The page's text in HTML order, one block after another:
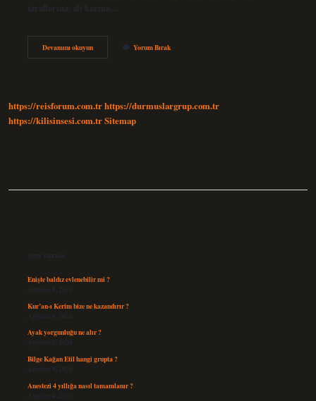
taraflarına, alt karına…
Devamını okuyunBöbrek
Ağrısı
Yorum Bırak
https://reisforum.com.trhttps://durmuslargrup.com.tr
https://kilisinsesi.com.trSitemap
Son Yazılar
Enişte baldız evlenebilir mi ?
Ağustos 6, 2026
Kur’an-ı Kerim bize ne kazandırır ?
Ağustos 6, 2026
Ayak yorgunluğu ne alır ?
Ağustos 5, 2026
Bilge Kağan Etil hangi grupta ?
Ağustos 4, 2026
Anestezi 4 yıllığa nasıl tamamlanır ?
Ağustos 4, 2026